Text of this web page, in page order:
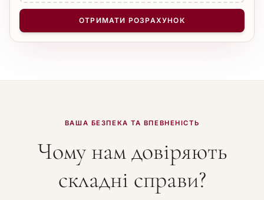
ОТРИМАТИ РОЗРАХУНОК
ВАША БЕЗПЕКА ТА ВПЕВНЕНІСТЬ
Чому нам довіряють
складні справи?